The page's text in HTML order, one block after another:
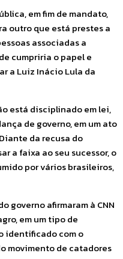
em fim de mandato,
outro que está prestes a
associadas a
cumpriria o papel e
a Luiz Inácio Lula da
está disciplinado em lei,
de governo, em um ato
da recusa do
a faixa ao seu sucessor, o
por vários brasileiros,
governo afirmaram à CNN
em um tipo de
identificado com o
movimento de catadores